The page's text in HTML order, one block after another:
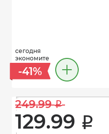
сегодня
экономите
-41%
249.99 i
129.99 i